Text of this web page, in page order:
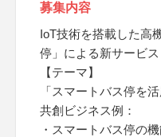
募集内容
IoT技術を搭載した高
停」による新サービス
【テーマ】
「スマートバス停を
共創ビジネス例：
・スマートバス停の